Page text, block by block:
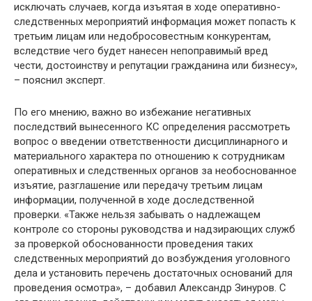
исключать случаев, когда изъятая в ходе оперативно-
следственных мероприятий информация может попасть к
третьим лицам или недобросовестным конкурентам,
вследствие чего будет нанесен непоправимый вред
чести, достоинству и репутации гражданина или бизнесу»,
– пояснил эксперт.
По его мнению, важно во избежание негативных
последствий вынесенного КС определения рассмотреть
вопрос о введении ответственности дисциплинарного и
материального характера по отношению к сотрудникам
оперативных и следственных органов за необоснованное
изъятие, разглашение или передачу третьим лицам
информации, полученной в ходе доследственной
проверки. «Также нельзя забывать о надлежащем
контроле со стороны руководства и надзирающих служб
за проверкой обоснованности проведения таких
следственных мероприятий до возбуждения уголовного
дела и установить перечень достаточных оснований для
проведения осмотра», – добавил Александр Зинуров. С